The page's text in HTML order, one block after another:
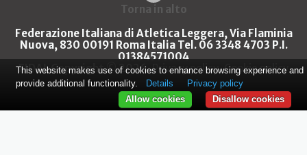
Torna in alto
Federazione Italiana di Atletica Leggera, Via Flaminia
Nuova, 830 00191 Roma Italia Tel. 06 3348 4703 P.I.
01384571004
FIDAL Copyright © 2026 Privacy policy Cookie policy
This website makes use of cookies to enhance browsing experience and
provide additional functionality.
Details
Privacy policy
Disallow cookies
Allow cookies